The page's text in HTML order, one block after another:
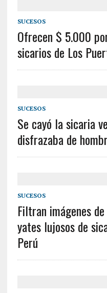
SUCESOS
Ofrecen $ 5.000
sicarios de Los
SUCESOS
Se cayó la sicaria
disfrazaba de
SUCESOS
Filtran imágenes
yates lujosos de
Perú